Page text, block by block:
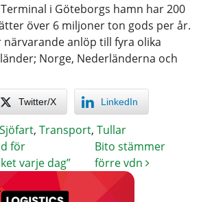
i Göteborgs hamn har 200
över 6 miljoner ton gods per år.
anlöp till fyra olika
Norge, Nederländerna och
Twitter/X LinkedIn
Sjöfart, Transport, Tullar
för
varje dag”
Bito stämmer
förre vdn